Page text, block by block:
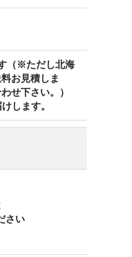
（※ただし北海
お見積しま
せ下さい。）
します。
さい